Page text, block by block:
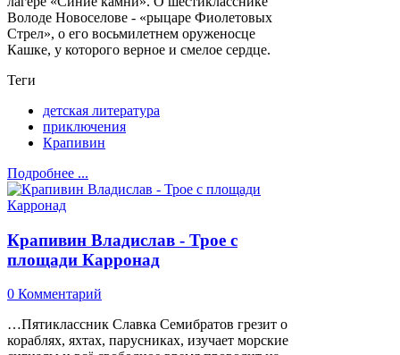
Володе Новоселове - «рыцаре Фиолетовых
Стрел», о его восьмилетнем оруженосце
Кашке, у которого верное и смелое сердце.
Теги
детская литература
приключения
Крапивин
Подробнее ...
Крапивин Владислав - Трое с
площади Карронад
0 Комментарий
…Пятиклассник Славка Семибратов грезит о
кораблях, яхтах, парусниках, изучает морские